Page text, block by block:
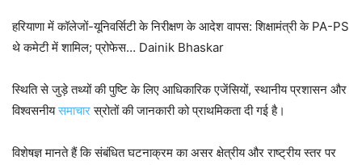
हरियाणा में कॉलेजों-यूनिवर्सिटी के निरीक्षण के आदेश वापस: शिक्षामंत्री के PA-PS
थे कमेटी में शामिल; प्रोफेस… Dainik Bhaskar
स्थिति से जुड़े तथ्यों की पुष्टि के लिए आधिकारिक एजेंसियों, स्थानीय प्रशासन और
विश्वसनीयसमाचारस्रोतों की जानकारी को प्राथमिकता दी गई है।
विशेषज्ञ मानते हैं कि संबंधित घटनाक्रम का असर क्षेत्रीय और राष्ट्रीय स्तर पर